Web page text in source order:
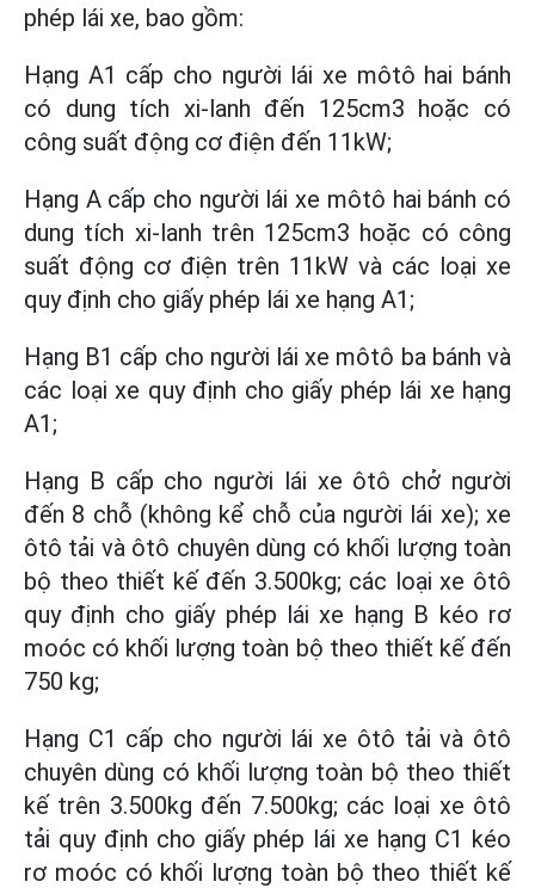
phép lái xe, bao gồm:
Hạng A1 cấp cho người lái xe môtô hai bánh
có dung tích xi-lanh đến 125cm3 hoặc có
công suất động cơ điện đến 11kW;
Hạng A cấp cho người lái xe môtô hai bánh có
dung tích xi-lanh trên 125cm3 hoặc có công
suất động cơ điện trên 11kW và các loại xe
quy định cho giấy phép lái xe hạng A1;
Hạng B1 cấp cho người lái xe môtô ba bánh và
các loại xe quy định cho giấy phép lái xe hạng
A1;
Hạng B cấp cho người lái xe ôtô chở người
đến 8 chỗ (không kể chỗ của người lái xe); xe
ôtô tải và ôtô chuyên dùng có khối lượng toàn
bộ theo thiết kế đến 3.500kg; các loại xe ôtô
quy định cho giấy phép lái xe hạng B kéo rơ
moóc có khối lượng toàn bộ theo thiết kế đến
750 kg;
Hạng C1 cấp cho người lái xe ôtô tải và ôtô
chuyên dùng có khối lượng toàn bộ theo thiết
kế trên 3.500kg đến 7.500kg; các loại xe ôtô
tải quy định cho giấy phép lái xe hạng C1 kéo
rơ moóc có khối lượng toàn bộ theo thiết kế